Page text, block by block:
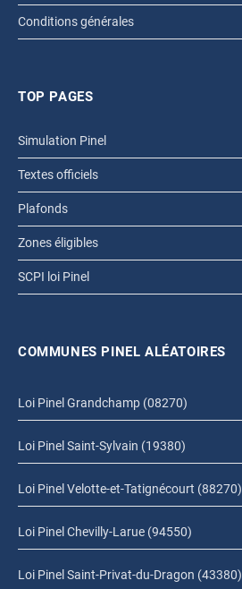
Conditions générales
TOP PAGES
Simulation Pinel
Textes officiels
Plafonds
Zones éligibles
SCPI loi Pinel
COMMUNES PINEL ALÉATOIRES
Loi Pinel Grandchamp (08270)
Loi Pinel Saint-Sylvain (19380)
Loi Pinel Velotte-et-Tatignécourt (88270)
Loi Pinel Chevilly-Larue (94550)
Loi Pinel Saint-Privat-du-Dragon (43380)